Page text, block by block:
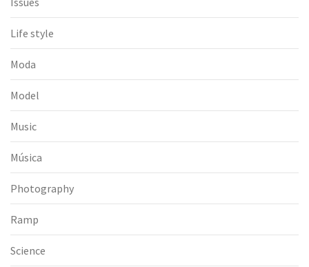
Life style
Moda
Model
Music
Música
Photography
Ramp
Science